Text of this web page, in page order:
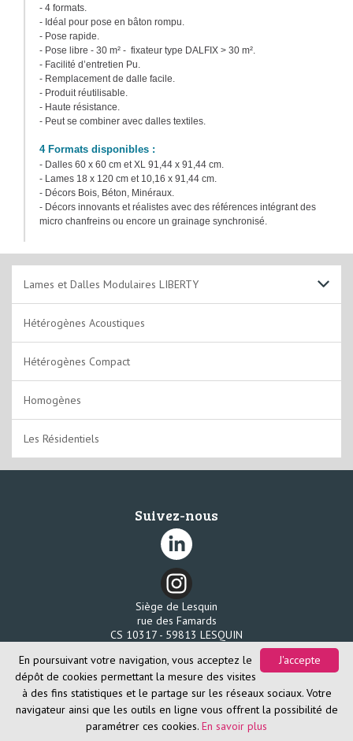
- 4 formats.
- Idéal pour pose en bâton rompu.
- Pose rapide.
- Pose libre - 30 m² - fixateur type DALFIX > 30 m².
- Facilité d’entretien Pu.
- Remplacement de dalle facile.
- Produit réutilisable.
- Haute résistance.
- Peut se combiner avec dalles textiles.
4 Formats disponibles :
- Dalles 60 x 60 cm et XL 91,44 x 91,44 cm.
- Lames 18 x 120 cm et 10,16 x 91,44 cm.
- Décors Bois, Béton, Minéraux.
- Décors innovants et réalistes avec des références intégrant des
micro chanfreins ou encore un grainage synchronisé.
Lames et Dalles Modulaires LIBERTY
Plombant
A coller
Clipsable
Clipsable rigide
Hétérogènes Acoustiques
Hétérogènes Compact
Homogènes
Les Résidentiels
Suivez-nous
Siège de Lesquin
rue des Famards
CS 10317 - 59813 LESQUIN
Fax. 03 20 96 58 85
J'accepte
En poursuivant votre navigation, vous acceptez le
dépôt de cookies permettant la mesure des visites
à des fins statistiques et le partage sur les réseaux sociaux. Votre
navigateur ainsi que les outils en ligne vous offrent la possibilité de
paramétrer ces cookies. En savoir plus